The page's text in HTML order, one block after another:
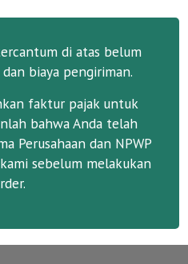
di atas belum
biaya pengiriman.
faktur pajak untuk
bahwa Anda telah
Perusahaan dan NPWP
sebelum melakukan